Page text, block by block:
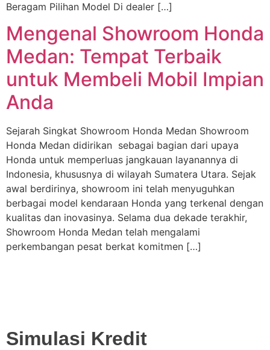
Beragam Pilihan Model Di dealer […]
Mengenal Showroom Honda
Medan: Tempat Terbaik
untuk Membeli Mobil Impian
Anda
Sejarah Singkat Showroom Honda Medan Showroom
Honda Medan didirikan sebagai bagian dari upaya
Honda untuk memperluas jangkauan layanannya di
Indonesia, khususnya di wilayah Sumatera Utara. Sejak
awal berdirinya, showroom ini telah menyuguhkan
berbagai model kendaraan Honda yang terkenal dengan
kualitas dan inovasinya. Selama dua dekade terakhir,
Showroom Honda Medan telah mengalami
perkembangan pesat berkat komitmen […]
Simulasi Kredit